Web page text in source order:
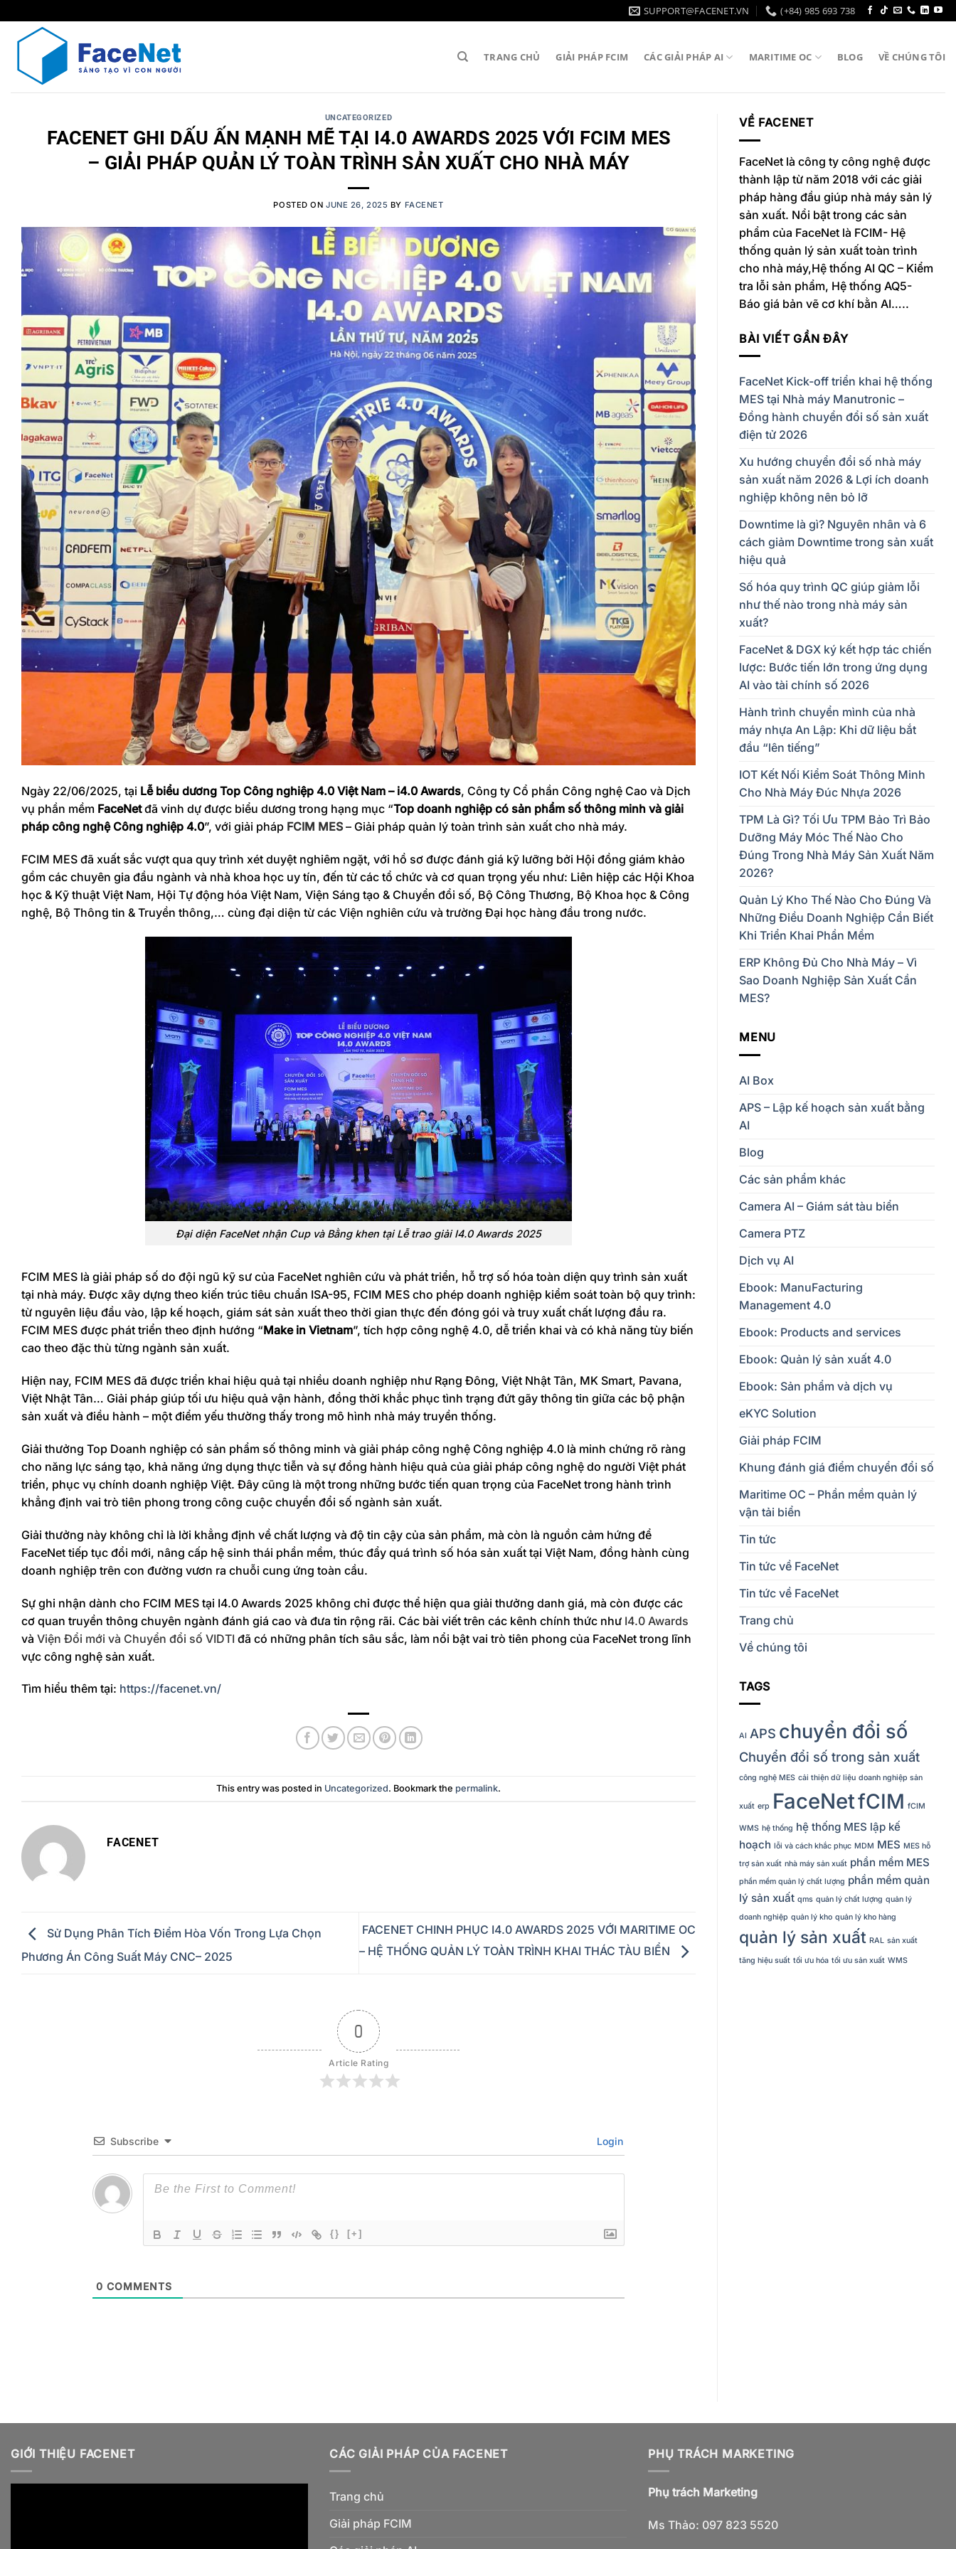
to
content
SUPPORT@FACENET.VN (+84) 985 693 738
TRANG CHỦ GIẢI PHÁP FCIM CÁC GIẢI PHÁP AI MARITIME OC BLOG VỀ CHÚNG TÔI
UNCATEGORIZED
FACENET GHI DẤU ẤN MẠNH MẼ TẠI I4.0 AWARDS 2025 VỚI FCIM MES
– GIẢI PHÁP QUẢN LÝ TOÀN TRÌNH SẢN XUẤT CHO NHÀ MÁY
POSTED ONJUNE 26, 2025 BY FACENET
Ngày 22/06/2025, tại Lễ biểu dương Top Công nghiệp 4.0 Việt Nam – i4.0 Awards, Công ty Cổ phần Công nghệ Cao và Dịch
vụ phần mềm FaceNetđã vinh dự được biểu dương trong hạng mục “Top doanh nghiệp có sản phẩm số thông minh và giải
pháp công nghệ Công nghiệp 4.0”, với giải pháp FCIM MES– Giải pháp quản lý toàn trình sản xuất cho nhà máy.
FCIM MES đã xuất sắc vượt qua quy trình xét duyệt nghiêm ngặt, với hồ sơ được đánh giá kỹ lưỡng bởi Hội đồng giám khảo
gồm các chuyên gia đầu ngành và nhà khoa học uy tín, đến từ các tổ chức và cơ quan trọng yếu như: Liên hiệp các Hội Khoa
học & Kỹ thuật Việt Nam, Hội Tự động hóa Việt Nam, Viện Sáng tạo & Chuyển đổi số, Bộ Công Thương, Bộ Khoa học & Công
nghệ, Bộ Thông tin & Truyền thông,… cùng đại diện từ các Viện nghiên cứu và trường Đại học hàng đầu trong nước.
Đại diện FaceNet nhận Cup và Bằng khen tại Lễ trao giải I4.0 Awards 2025
FCIM MES là giải pháp số do đội ngũ kỹ sư của FaceNet nghiên cứu và phát triển, hỗ trợ số hóa toàn diện quy trình sản xuất
tại nhà máy. Được xây dựng theo kiến trúc tiêu chuẩn ISA-95, FCIM MES cho phép doanh nghiệp kiểm soát toàn bộ quy trình:
từ nguyên liệu đầu vào, lập kế hoạch, giám sát sản xuất theo thời gian thực đến đóng gói và truy xuất chất lượng đầu ra.
FCIM MES được phát triển theo định hướng “Make in Vietnam”, tích hợp công nghệ 4.0, dễ triển khai và có khả năng tùy biến
cao theo đặc thù từng ngành sản xuất.
Hiện nay, FCIM MES đã được triển khai hiệu quả tại nhiều doanh nghiệp như Rạng Đông, Việt Nhật Tân, MK Smart, Pavana,
Việt Nhật Tân… Giải pháp giúp tối ưu hiệu quả vận hành, đồng thời khắc phục tình trạng đứt gãy thông tin giữa các bộ phận
sản xuất và điều hành – một điểm yếu thường thấy trong mô hình nhà máy truyền thống.
Giải thưởng Top Doanh nghiệp có sản phẩm số thông minh và giải pháp công nghệ Công nghiệp 4.0 là minh chứng rõ ràng
cho năng lực sáng tạo, khả năng ứng dụng thực tiễn và sự đồng hành hiệu quả của giải pháp công nghệ do người Việt phát
triển, phục vụ chính doanh nghiệp Việt. Đây cũng là một trong những bước tiến quan trọng của FaceNet trong hành trình
khẳng định vai trò tiên phong trong công cuộc chuyển đổi số ngành sản xuất.
Giải thưởng này không chỉ là lời khẳng định về chất lượng và độ tin cậy của sản phẩm, mà còn là nguồn cảm hứng để
FaceNet tiếp tục đổi mới, nâng cấp hệ sinh thái phần mềm, thúc đẩy quá trình số hóa sản xuất tại Việt Nam, đồng hành cùng
doanh nghiệp trên con đường vươn ra chuỗi cung ứng toàn cầu.
Sự ghi nhận dành cho FCIM MES tại I4.0 Awards 2025 không chỉ được thể hiện qua giải thưởng danh giá, mà còn được các
cơ quan truyền thông chuyên ngành đánh giá cao và đưa tin rộng rãi. Các bài viết trên các kênh chính thức như I4.0 Awards
và Viện Đổi mới và Chuyển đổi số VIDTI đã có những phân tích sâu sắc, làm nổi bật vai trò tiên phong của FaceNet trong lĩnh
vực công nghệ sản xuất.
Tìm hiểu thêm tại: https://facenet.vn/
This entry was posted in Uncategorized. Bookmark the permalink.
FACENET
Sử Dụng Phân Tích Điểm Hòa Vốn Trong Lựa Chọn
Phương Án Công Suất Máy CNC– 2025
FACENET CHINH PHỤC I4.0 AWARDS 2025 VỚI MARITIME OC
– HỆ THỐNG QUẢN LÝ TOÀN TRÌNH KHAI THÁC TÀU BIỂN
0
Article Rating
Subscribe Login
{} [+]
0 COMMENTS
VỀ FACENET
FaceNet là công ty công nghệ được
thành lập từ năm 2018 với các giải
pháp hàng đầu giúp nhà máy sản lý
sản xuất. Nổi bật trong các sản
phẩm của FaceNet là FCIM- Hệ
thống quản lý sản xuất toàn trình
cho nhà máy,Hệ thống AI QC – Kiểm
tra lỗi sản phẩm, Hệ thống AQ5-
Báo giá bản vẽ cơ khí bằn AI…..
BÀI VIẾT GẦN ĐÂY
FaceNet Kick-off triển khai hệ thống
MES tại Nhà máy Manutronic –
Đồng hành chuyển đổi số sản xuất
điện tử 2026
Xu hướng chuyển đổi số nhà máy
sản xuất năm 2026 & Lợi ích doanh
nghiệp không nên bỏ lỡ
Downtime là gì? Nguyên nhân và 6
cách giảm Downtime trong sản xuất
hiệu quả
Số hóa quy trình QC giúp giảm lỗi
như thế nào trong nhà máy sản
xuất?
FaceNet & DGX ký kết hợp tác chiến
lược: Bước tiến lớn trong ứng dụng
AI vào tài chính số 2026
Hành trình chuyển mình của nhà
máy nhựa An Lập: Khi dữ liệu bắt
đầu “lên tiếng”
IOT Kết Nối Kiểm Soát Thông Minh
Cho Nhà Máy Đúc Nhựa 2026
TPM Là Gì? Tối Ưu TPM Bảo Trì Bảo
Dưỡng Máy Móc Thế Nào Cho
Đúng Trong Nhà Máy Sản Xuất Năm
2026?
Quản Lý Kho Thế Nào Cho Đúng Và
Những Điều Doanh Nghiệp Cần Biết
Khi Triển Khai Phần Mềm
ERP Không Đủ Cho Nhà Máy – Vì
Sao Doanh Nghiệp Sản Xuất Cần
MES?
MENU
AI Box
APS – Lập kế hoạch sản xuất bằng
AI
Blog
Các sản phẩm khác
Camera AI – Giám sát tàu biển
Camera PTZ
Dịch vụ AI
Ebook: ManuFacturing
Management 4.0
Ebook: Products and services
Ebook: Quản lý sản xuất 4.0
Ebook: Sản phẩm và dịch vụ
eKYC Solution
Giải pháp FCIM
Khung đánh giá điểm chuyển đổi số
Maritime OC – Phần mềm quản lý
vận tải biển
Tin tức
Tin tức về FaceNet
Tin tức về FaceNet
Trang chủ
Về chúng tôi
TAGS
AI APS chuyển đổi số
Chuyển đổi số trong sản xuất
công nghệ MES cải thiện dữ liệu doanh nghiệp sản
xuất erp FaceNetfCIM fCIM
WMS hệ thống hệ thống MES lập kế
hoạch lỗi và cách khắc phục MDM MES MES hỗ
trợ sản xuất nhà máy sản xuất phần mềm MES
phần mềm quản lý chất lượng phần mềm quản
lý sản xuất qms quản lý chất lượng quản lý
doanh nghiệp quản lý kho quản lý kho hàng
quản lý sản xuất RAL sản xuất
tăng hiệu suất tối ưu hóa tối ưu sản xuất WMS
GIỚI THIỆU FACENET CÁC GIẢI PHÁP CỦA FACENET
Trang chủ
Giải pháp FCIM
PHỤ TRÁCH MARKETING
Phụ trách Marketing
Ms Thảo: 097 823 5520